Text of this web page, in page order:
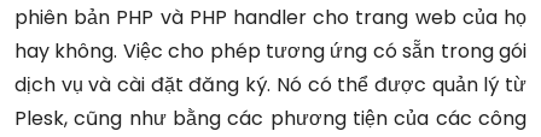
phiên bản PHP và PHP handler cho trang web của họ
hay không. Việc cho phép tương ứng có sẵn trong gói
dịch vụ và cài đặt đăng ký. Nó có thể được quản lý từ
Plesk, cũng như bằng các phương tiện của các công